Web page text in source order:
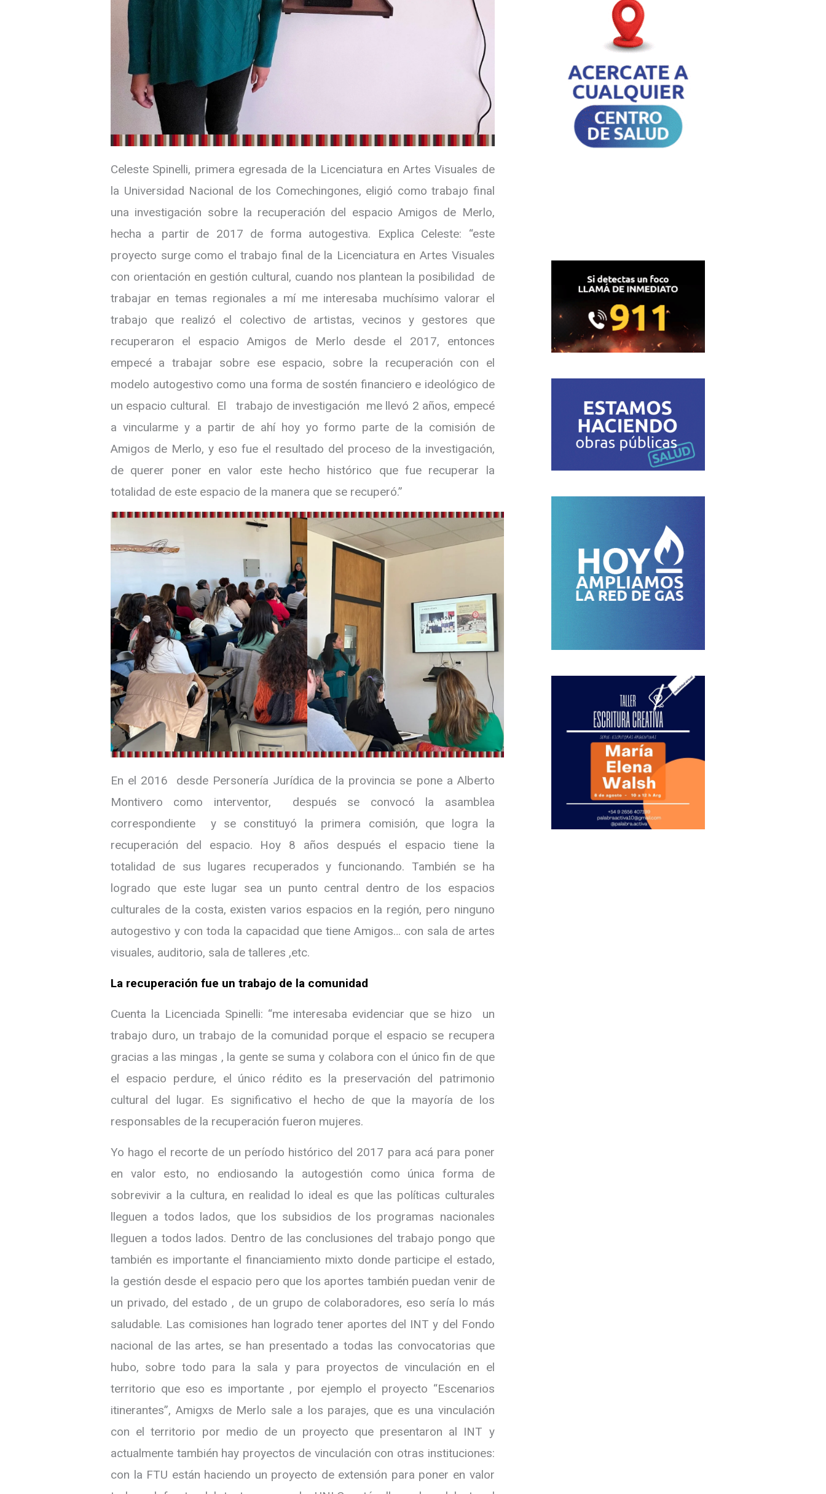
Celeste Spinelli, primera egresada de la Licenciatura en Artes Visuales de
la Universidad Nacional de los Comechingones, eligió como trabajo final
una investigación sobre la recuperación del espacio Amigos de Merlo,
hecha a partir de 2017 de forma autogestiva. Explica Celeste: “este
proyecto surge como el trabajo final de la Licenciatura en Artes Visuales
con orientación en gestión cultural, cuando nos plantean la posibilidad de
trabajar en temas regionales a mí me interesaba muchísimo valorar el
trabajo que realizó el colectivo de artistas, vecinos y gestores que
recuperaron el espacio Amigos de Merlo desde el 2017, entonces
empecé a trabajar sobre ese espacio, sobre la recuperación con el
modelo autogestivo como una forma de sostén financiero e ideológico de
un espacio cultural. El trabajo de investigación me llevó 2 años, empecé
a vincularme y a partir de ahí hoy yo formo parte de la comisión de
Amigos de Merlo, y eso fue el resultado del proceso de la investigación,
de querer poner en valor este hecho histórico que fue recuperar la
totalidad de este espacio de la manera que se recuperó.”
En el 2016 desde Personería Jurídica de la provincia se pone a Alberto
Montivero como interventor, después se convocó la asamblea
correspondiente y se constituyó la primera comisión, que logra la
recuperación del espacio. Hoy 8 años después el espacio tiene la
totalidad de sus lugares recuperados y funcionando. También se ha
logrado que este lugar sea un punto central dentro de los espacios
culturales de la costa, existen varios espacios en la región, pero ninguno
autogestivo y con toda la capacidad que tiene Amigos… con sala de artes
visuales, auditorio, sala de talleres ,etc.
La recuperación fue un trabajo de la comunidad
Cuenta la Licenciada Spinelli: “me interesaba evidenciar que se hizo un
trabajo duro, un trabajo de la comunidad porque el espacio se recupera
gracias a las mingas , la gente se suma y colabora con el único fin de que
el espacio perdure, el único rédito es la preservación del patrimonio
cultural del lugar. Es significativo el hecho de que la mayoría de los
responsables de la recuperación fueron mujeres.
Yo hago el recorte de un período histórico del 2017 para acá para poner
en valor esto, no endiosando la autogestión como única forma de
sobrevivir a la cultura, en realidad lo ideal es que las políticas culturales
lleguen a todos lados, que los subsidios de los programas nacionales
lleguen a todos lados. Dentro de las conclusiones del trabajo pongo que
también es importante el financiamiento mixto donde participe el estado,
la gestión desde el espacio pero que los aportes también puedan venir de
un privado, del estado , de un grupo de colaboradores, eso sería lo más
saludable. Las comisiones han logrado tener aportes del INT y del Fondo
nacional de las artes, se han presentado a todas las convocatorias que
hubo, sobre todo para la sala y para proyectos de vinculación en el
territorio que eso es importante , por ejemplo el proyecto “Escenarios
itinerantes”, Amigxs de Merlo sale a los parajes, que es una vinculación
con el territorio por medio de un proyecto que presentaron al INT y
actualmente también hay proyectos de vinculación con otras instituciones:
con la FTU están haciendo un proyecto de extensión para poner en valor